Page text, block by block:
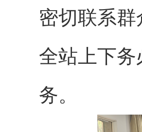
密切联系
全站上下
务。